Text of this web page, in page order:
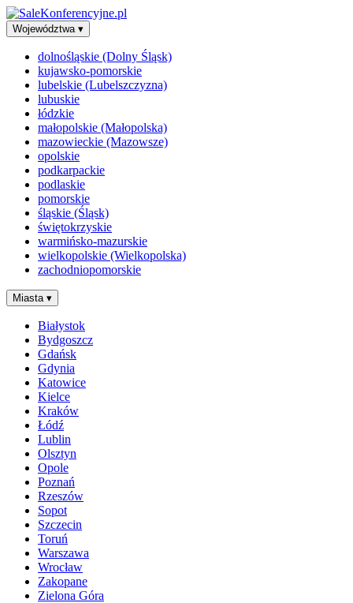
Województwa ▾
dolnośląskie (Dolny Śląsk)
kujawsko-pomorskie
lubelskie (Lubelszczyzna)
lubuskie
łódzkie
małopolskie (Małopolska)
mazowieckie (Mazowsze)
opolskie
podkarpackie
podlaskie
pomorskie
śląskie (Śląsk)
świętokrzyskie
warmińsko-mazurskie
wielkopolskie (Wielkopolska)
zachodniopomorskie
Miasta ▾
Białystok
Bydgoszcz
Gdańsk
Gdynia
Katowice
Kielce
Kraków
Łódź
Lublin
Olsztyn
Opole
Poznań
Rzeszów
Sopot
Szczecin
Toruń
Warszawa
Wrocław
Zakopane
Zielona Góra